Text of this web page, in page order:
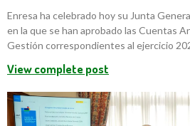
Enresa ha celebrado hoy su Junta
en la que se han aprobado las Cuentas
Gestión correspondientes al ejercicio
View complete post